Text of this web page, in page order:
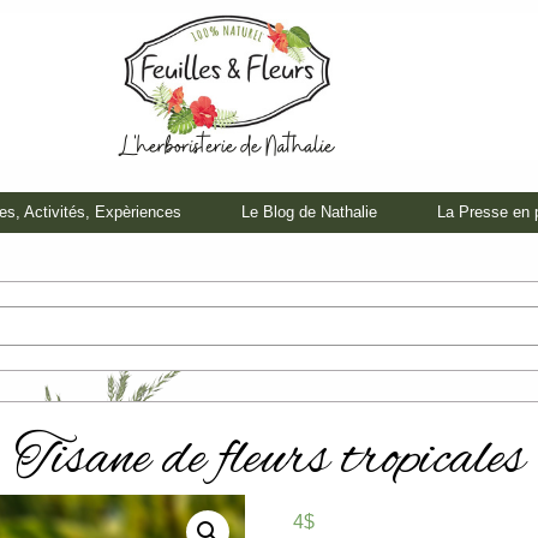
Activités, Expèriences Le Blog de Nathalie La Presse en
Tisane de fleurs tropicales
4$